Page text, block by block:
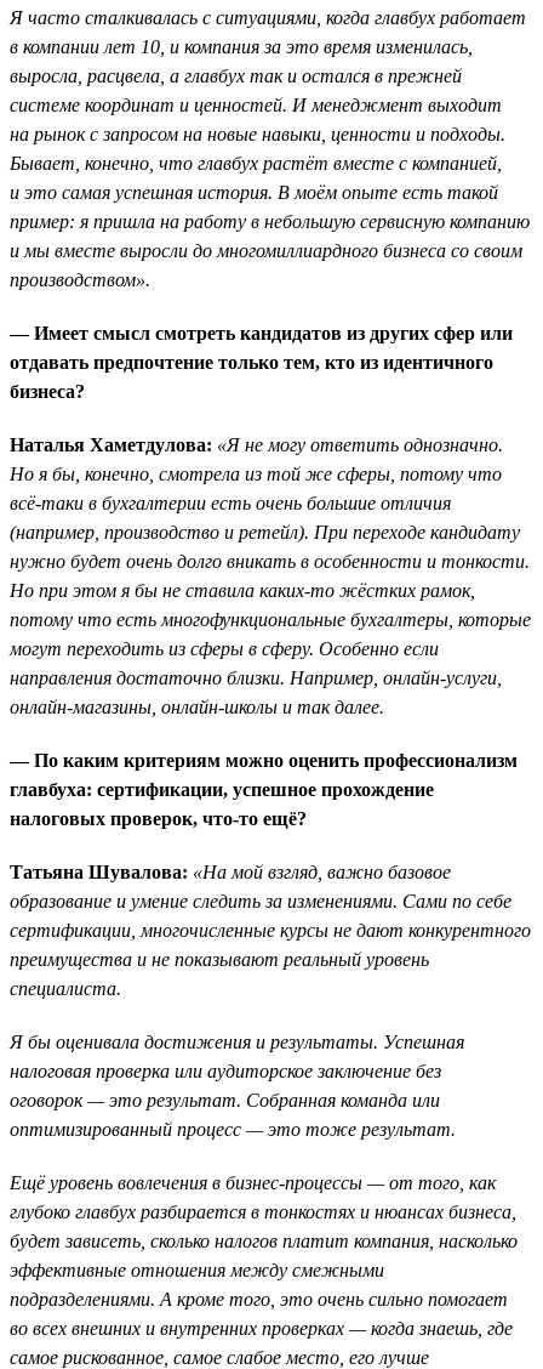
Я часто сталкивалась с ситуациями, когда главбух работает
в компании лет 10, и компания за это время изменилась,
выросла, расцвела, а главбух так и остался в прежней
системе координат и ценностей. И менеджмент выходит
на рынок с запросом на новые навыки, ценности и подходы.
Бывает, конечно, что главбух растёт вместе с компанией,
и это самая успешная история. В моём опыте есть такой
пример: я пришла на работу в небольшую сервисную компанию
и мы вместе выросли до многомиллиардного бизнеса со своим
производством».
— Имеет смысл смотреть кандидатов из других сфер или
отдавать предпочтение только тем, кто из идентичного
бизнеса?
Наталья Хаметдулова: «Я не могу ответить однозначно.
Но я бы, конечно, смотрела из той же сферы, потому что
всё-таки в бухгалтерии есть очень большие отличия
(например, производство и ретейл). При переходе кандидату
нужно будет очень долго вникать в особенности и тонкости.
Но при этом я бы не ставила каких-то жёстких рамок,
потому что есть многофункциональные бухгалтеры, которые
могут переходить из сферы в сферу. Особенно если
направления достаточно близки. Например, онлайн-услуги,
онлайн-магазины, онлайн-школы и так далее.
— По каким критериям можно оценить профессионализм
главбуха: сертификации, успешное прохождение
налоговых проверок, что-то ещё?
Татьяна Шувалова: «На мой взгляд, важно базовое
образование и умение следить за изменениями. Сами по себе
сертификации, многочисленные курсы не дают конкурентного
преимущества и не показывают реальный уровень
специалиста.
Я бы оценивала достижения и результаты. Успешная
налоговая проверка или аудиторское заключение без
оговорок — это результат. Собранная команда или
оптимизированный процесс — это тоже результат.
Ещё уровень вовлечения в бизнес-процессы — от того, как
глубоко главбух разбирается в тонкостях и нюансах бизнеса,
будет зависеть, сколько налогов платит компания, насколько
эффективные отношения между смежными
подразделениями. А кроме того, это очень сильно помогает
во всех внешних и внутренних проверках — когда знаешь, где
самое рискованное, самое слабое место, его лучше